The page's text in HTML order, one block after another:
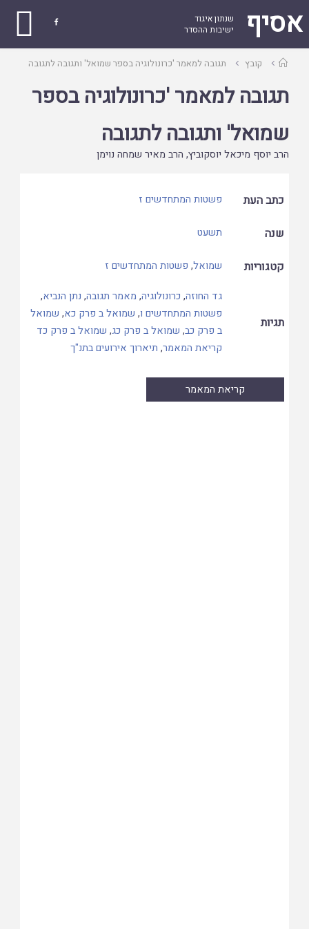
אסיף
שנתון איגוד
ישיבות ההסדר

עמודקובץ תגובה למאמר 'כרונולוגיה בספר שמואל' ותגובה לתגובה
תגובה למאמר 'כרונולוגיה בספר
שמואל' ותגובה לתגובה
הרב יוסף מיכאל יוסקוביץ, הרב מאיר שמחה נוימן
כתב העת פשטות המתחדשים ז
שנה תשעט
קטגוריות שמואל, פשטות המתחדשים ז
תגיות
גד החוזה, כרונולוגיה, מאמר תגובה, נתן הנביא,
פשטות המתחדשים ו, שמואל ב פרק כא, שמואל
ב פרק כב, שמואל ב פרק כג, שמואל ב פרק כד
קריאת המאמר, תיארוך אירועים בתנ"ך
קריאת המאמר